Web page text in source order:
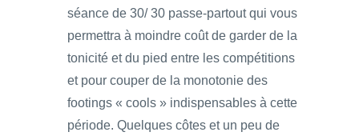
séance de 30/ 30 passe-partout qui vous
permettra à moindre coût de garder de la
tonicité et du pied entre les compétitions
et pour couper de la monotonie des
footings « cools » indispensables à cette
période. Quelques côtes et un peu de